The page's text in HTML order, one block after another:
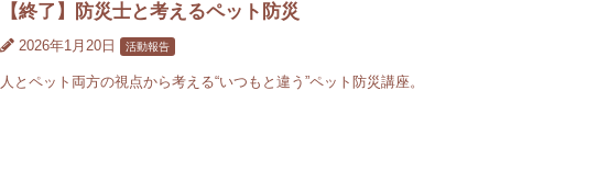
【終了】防災士と考えるペット防災
2026年1月20日 活動報告
人とペット両方の視点から考える“いつもと違う”ペット防災講座。